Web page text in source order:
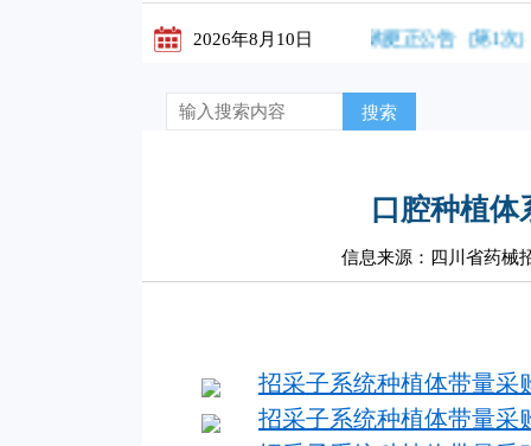
2026年8月10日
川藏医保影像云（数字胶片）集中采购更正公告（第1次）
搜索
口腔种植
信息来源：四川省药械
招采子系统种植体带量采
招采子系统种植体带量采